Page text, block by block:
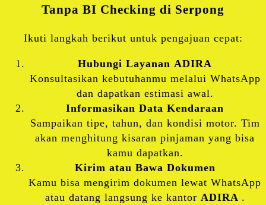
Tanpa BI Checking di Serpong
Ikuti langkah berikut untuk pengajuan cepat:
Hubungi Layanan ADIRA
Konsultasikan kebutuhanmu melalui WhatsApp
dan dapatkan estimasi awal.
Informasikan Data Kendaraan
Sampaikan tipe, tahun, dan kondisi motor. Tim
akan menghitung kisaran pinjaman yang bisa
kamu dapatkan.
Kirim atau Bawa Dokumen
Kamu bisa mengirim dokumen lewat WhatsApp
atau datang langsung ke kantor ADIRA .